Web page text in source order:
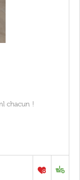
chacun !